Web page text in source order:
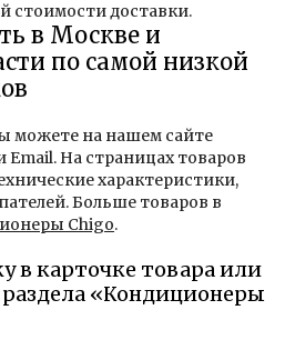
стоимости доставки.
в Москве и
по самой низкой
можете на нашем сайте
Email. На страницах товаров
характеристики,
Больше товаров в
Chigo.
в карточке товара или
«Кондиционеры